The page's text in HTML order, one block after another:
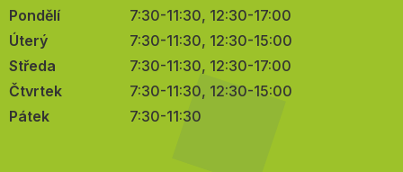
Pondělí
7:30-11:30, 12:30-17:00
Úterý
7:30-11:30, 12:30-15:00
Středa
7:30-11:30, 12:30-17:00
Čtvrtek
7:30-11:30, 12:30-15:00
Pátek
7:30-11:30